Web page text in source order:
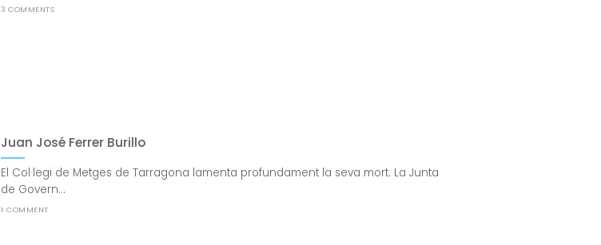
3 COMMENTS
Juan José Ferrer Burillo
El Col·legi de Metges de Tarragona lamenta profundament la seva mort. La Junta
de Govern...
1 COMMENT